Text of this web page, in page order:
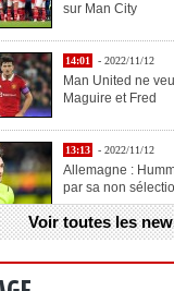
sur Man City
14:01 - 2022/11/12
Man United ne
Maguire et Fred
13:13 - 2022/11/12
Allemagne :
par sa non
13:11 - 2022/11/12
Henry explique la
Voir toutes les